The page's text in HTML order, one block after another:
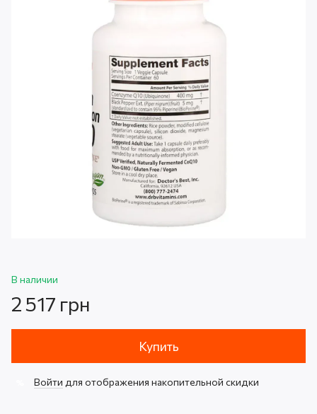
В наличии
2 517 грн
Купить
Войти для отображения накопительной скидки